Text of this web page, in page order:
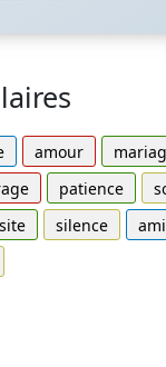
amour
patience
silence